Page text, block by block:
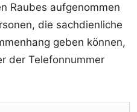
Raubes aufgenommen
die sachdienliche
geben können,
der Telefonnummer